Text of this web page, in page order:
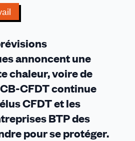
annoncent une
chaleur, voire de
CFDT continue
CFDT et les
BTP des
pour se protéger.